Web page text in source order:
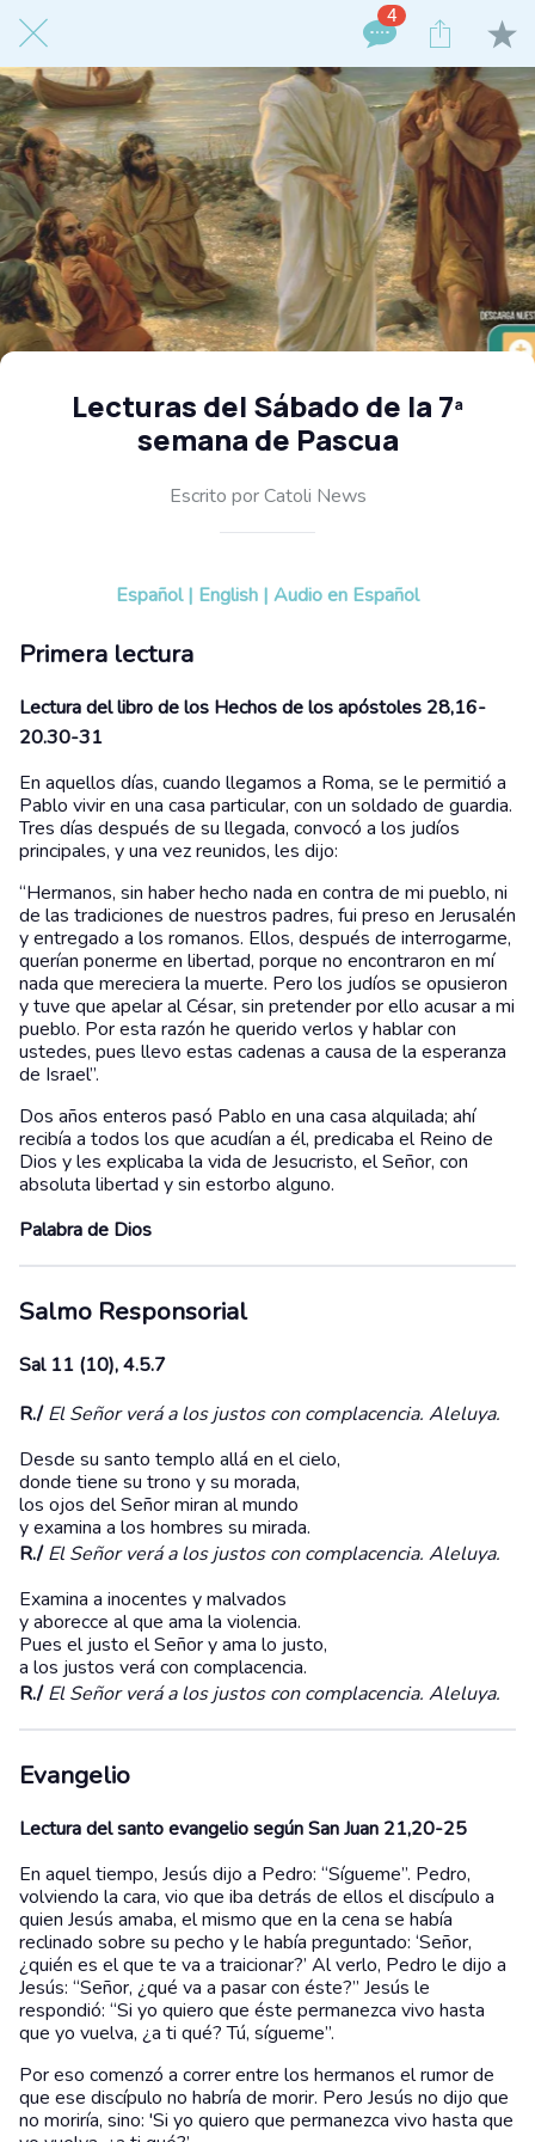
4
Lecturas del Sábado de la 7ª
semana de Pascua
Escrito por Catoli News
Español | English | Audio en Español
Primera lectura
Lectura del libro de los Hechos de los apóstoles 28,16-
20.30-31
En aquellos días, cuando llegamos a Roma, se le permitió a
Pablo vivir en una casa particular, con un soldado de guardia.
Tres días después de su llegada, convocó a los judíos
principales, y una vez reunidos, les dijo:
“Hermanos, sin haber hecho nada en contra de mi pueblo, ni
de las tradiciones de nuestros padres, fui preso en Jerusalén
y entregado a los romanos. Ellos, después de interrogarme,
querían ponerme en libertad, porque no encontraron en mí
nada que mereciera la muerte. Pero los judíos se opusieron
y tuve que apelar al César, sin pretender por ello acusar a mi
pueblo. Por esta razón he querido verlos y hablar con
ustedes, pues llevo estas cadenas a causa de la esperanza
de Israel”.
Dos años enteros pasó Pablo en una casa alquilada; ahí
recibía a todos los que acudían a él, predicaba el Reino de
Dios y les explicaba la vida de Jesucristo, el Señor, con
absoluta libertad y sin estorbo alguno.
Palabra de Dios
Salmo Responsorial
Sal 11 (10), 4.5.7
R./ El Señor verá a los justos con complacencia. Aleluya.
Desde su santo templo allá en el cielo,
donde tiene su trono y su morada,
los ojos del Señor miran al mundo
y examina a los hombres su mirada.
R./ El Señor verá a los justos con complacencia. Aleluya.
Examina a inocentes y malvados
y aborecce al que ama la violencia.
Pues el justo el Señor y ama lo justo,
a los justos verá con complacencia.
R./ El Señor verá a los justos con complacencia. Aleluya.
Evangelio
Lectura del santo evangelio según San Juan 21,20-25
En aquel tiempo, Jesús dijo a Pedro: “Sígueme”. Pedro,
volviendo la cara, vio que iba detrás de ellos el discípulo a
quien Jesús amaba, el mismo que en la cena se había
reclinado sobre su pecho y le había preguntado: ‘Señor,
¿quién es el que te va a traicionar?’ Al verlo, Pedro le dijo a
Jesús: “Señor, ¿qué va a pasar con éste?” Jesús le
respondió: “Si yo quiero que éste permanezca vivo hasta
que yo vuelva, ¿a ti qué? Tú, sígueme”.
Por eso comenzó a correr entre los hermanos el rumor de
que ese discípulo no habría de morir. Pero Jesús no dijo que
no moriría, sino: 'Si yo quiero que permanezca vivo hasta que